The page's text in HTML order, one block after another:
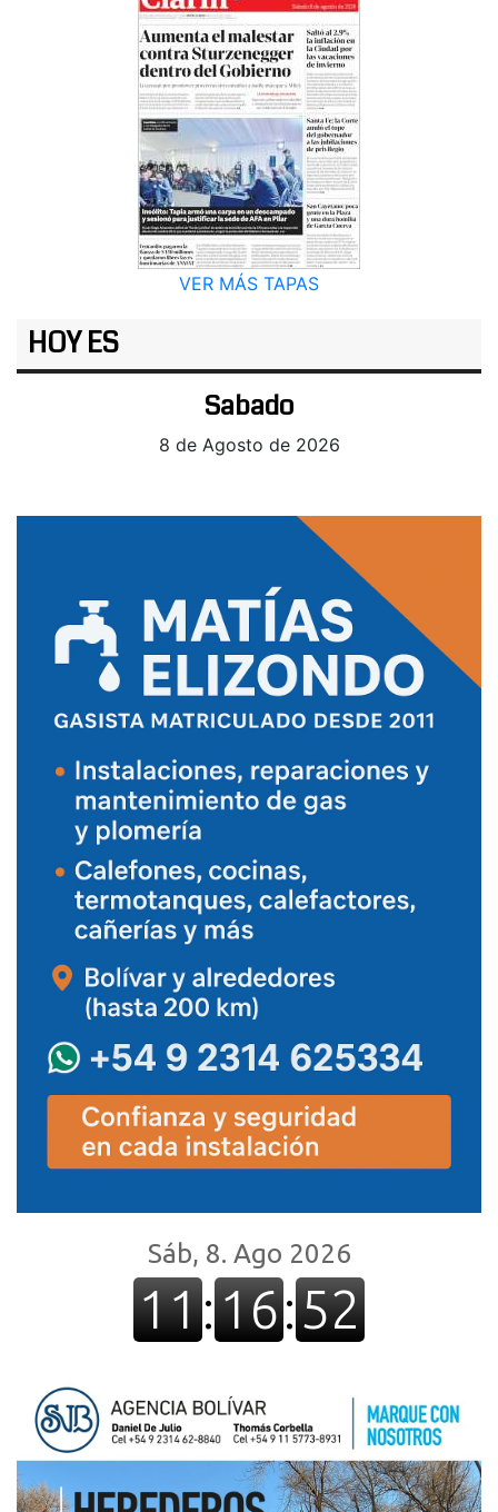
VER MÁS TAPAS
HOY ES
Sabado
8 de Agosto de 2026